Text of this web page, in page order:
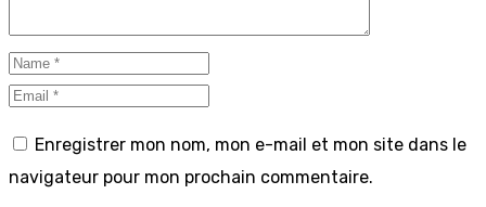
Enregistrer mon nom, mon e-mail et mon site dans le
navigateur pour mon prochain commentaire.